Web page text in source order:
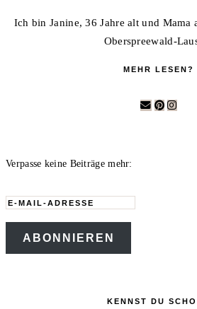
Ich bin Janine, 36 Jahre alt und Mama
Oberspreewald-
MEHR LESEN?
Verpasse keine Beiträge mehr:
E-
Mail-
Adresse
ABONNIEREN
KENNST DU